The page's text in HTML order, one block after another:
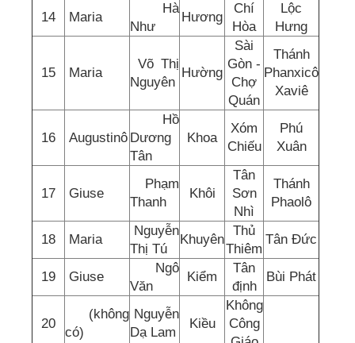
14 Maria
Hà
Như
Hương
Chí
Hòa
Lộc
Hưng
15 Maria
Võ Thị
Nguyên
Hường
Sài
Gòn -
Chợ
Quán
Thánh
Phanxicô
Xaviê
16 Augustinô
Hồ
Dương
Tân
Khoa
Xóm
Chiếu
Phú
Xuân
17 Giuse
Phạm
Thanh
Khôi
Tân
Sơn
Nhì
Thánh
Phaolô
18 Maria
Nguyễn
Thị Tú
Khuyên
Thủ
Thiêm
Tân Đức
19 Giuse
Ngô
Văn
Kiểm
Tân
định
Bùi Phát
20
(không
có)
Nguyễn
Dạ Lam
Kiều
Không
Công